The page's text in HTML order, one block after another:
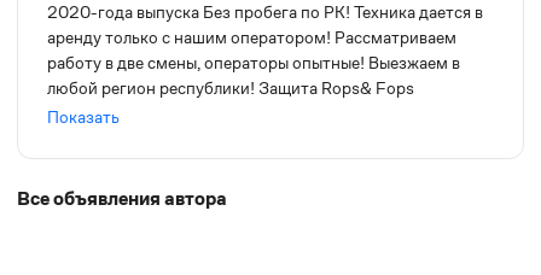
2020-года выпуска Без пробега по РК! Техника дается в
аренду только с нашим оператором! Рассматриваем
работу в две смены, операторы опытные! Выезжаем в
любой регион республики! Защита Rops& Fops
интегрирована в кабину! (защита переворота кабины)
формула — 1х2х3 Габариты (мм) — 11100x2740x3360
Операционный вес, полный — 17 690 кг. Техника
находится в г. Актобе!
Показать
Все объявления автора